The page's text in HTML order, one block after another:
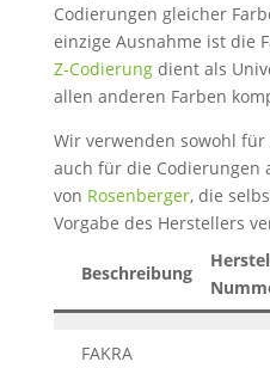
Codierungen gleicher
einzige Ausnahme ist die
Z-Codierungdient als
allen anderen Farben
Wir verwenden sowohl
auch für die Codierungen
von Rosenberger, die
Vorgabe des Herstellers
Beschreibung
FAKRA